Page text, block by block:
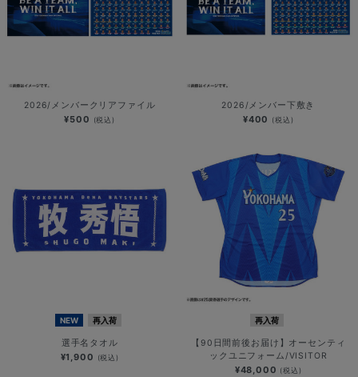
2026/メンバークリアファイル
¥500 (税込)
2026/メンバー下敷き
¥400 (税込)
NEW 再入荷
選手名タオル
¥1,900 (税込)
再入荷
【90日間前後お届け】オーセンティ
ックユニフォーム/VISITOR
¥48,000 (税込)